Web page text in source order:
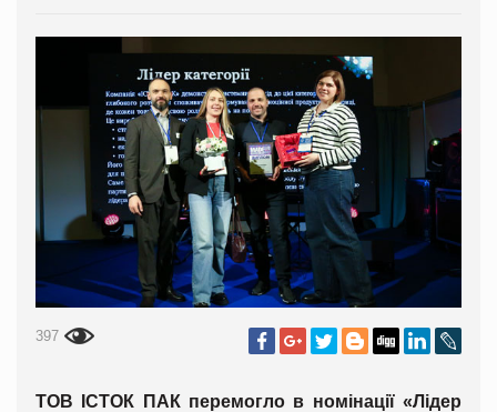
397
ТОВ ІСТОК ПАК перемогло в номінації «Лідер